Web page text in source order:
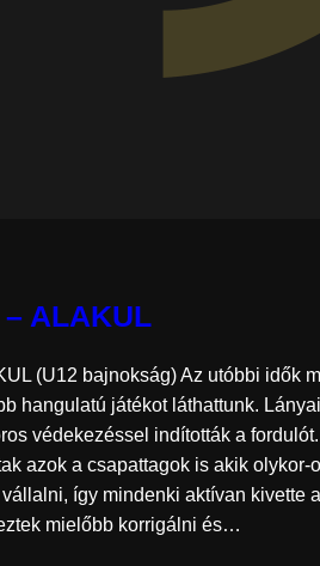
ALAKUL
(U12 bajnokság) Az utóbbi idők
hangulatú játékot láthattunk.
védekezéssel indították a
azok a csapattagok is akik olykor-
így mindenki aktívan kivette
mielőbb korrigálni és…